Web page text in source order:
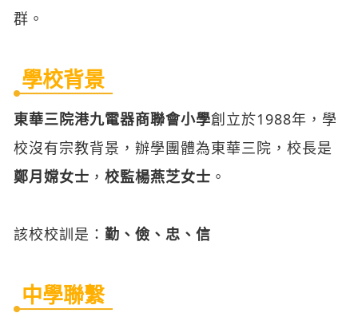
群。
學校背景
東華三院港九電器商聯會小學創立於1988年，學
校沒有宗教背景，辦學團體為東華三院，校長是
鄭月嫦女士 ， 校監楊燕芝女士 。
該校校訓是： 勤、儉、忠、信
中學聯繫